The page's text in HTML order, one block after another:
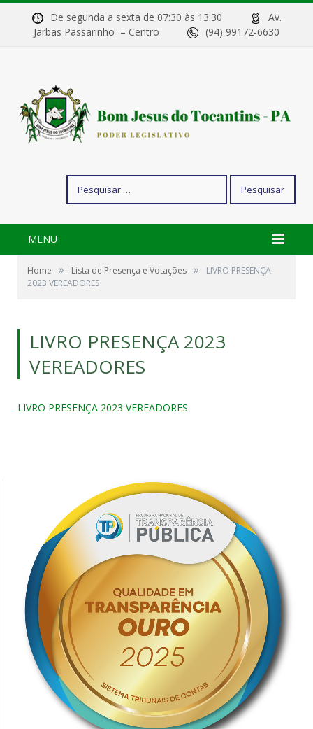
De segunda a sexta de 07:30 às 13:30
Av.
Jarbas Passarinho – Centro
(94) 99172-6630
por:
MENU
Home » Lista de Presença e Votações »
LIVRO PRESENÇA
2023 VEREADORES
LIVRO PRESENÇA 2023
VEREADORES
LIVRO PRESENÇA 2023 VEREADORES